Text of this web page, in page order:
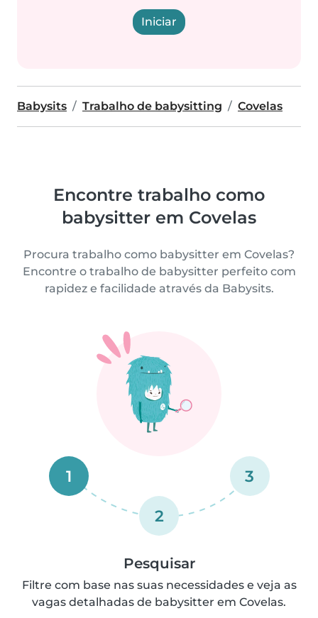
Iniciar
Babysits Trabalho de babysitting Covelas
Encontre trabalho como
babysitter em Covelas
Procura trabalho como babysitter em Covelas?
Encontre o trabalho de babysitter perfeito com
rapidez e facilidade através da Babysits.
1
2
3
Pesquisar
Filtre com base nas suas necessidades e veja as
vagas detalhadas de babysitter em Covelas.